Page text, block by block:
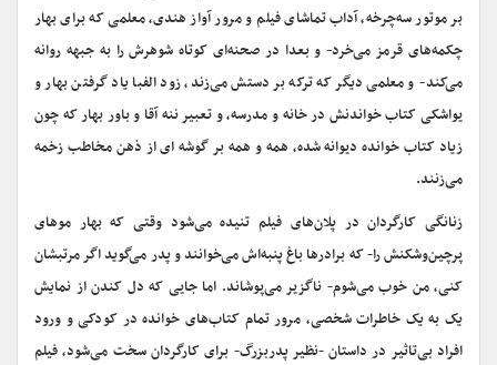
بر موتور سه‌چرخه، آداب تماشای فیلم و مرور آواز هندی، معلمی که برای بهار
چکمه‌های قرمز می‌خرد- و بعدا در صحنه‌ای کوتاه شوهرش را به جبهه روانه
می‌کند- و معلمی دیگر که ترکه بر دستش می‌زند، زود الفبا یاد گرفتن بهار و
یواشکی کتاب خواندنش در خانه و مدرسه، و تعبیر ننه آقا و باور بهار که چون
زیاد کتاب خوانده دیوانه شده، همه و همه بر گوشه ای از ذهن مخاطب زخمه
می‌زنند.
زنانگی کارگردان در پلان‌های فیلم تنیده می‌شود وقتی که بهار موهای
پرچین‌وشکنش را- که برادرها باغ پنبه‌اش می‌خوانند و پدر می‌گوید اگر مرتبشان
کنی، من خوب می‌شوم- ناگزیر می‌پوشاند. اما جایی که دل کندن از نمایش
یک به یک خاطرات شخصی، مرور تمام کتاب‌های خوانده در کودکی و ورود
افراد بی‌تاثیر در داستان -نظیر پدربزرگ- برای کارگردان سخت می‌شود، فیلم